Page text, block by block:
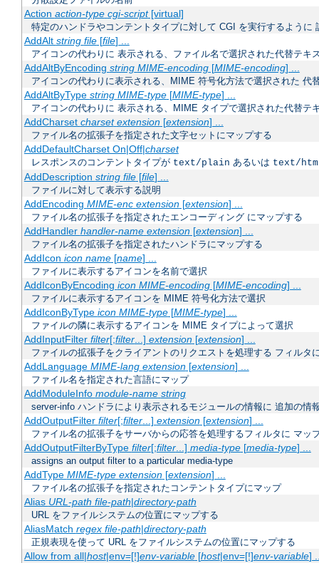
Action action-type cgi-script[virtual]
特定のハンドラやコンテントタイプに対して CGI を実行するように
AddAlt string file[file] ...
アイコンの代わりに 表示される、ファイル名で選択された代替テキ
AddAltByEncoding string MIME-encoding[MIME-encoding] ...
アイコンの代わりに表示される、MIME 符号化方法で選択された 代
AddAltByType string MIME-type[MIME-type] ...
アイコンの代わりに 表示される、MIME タイプで選択された代替テ
AddCharset charset extension[extension] ...
ファイル名の拡張子を指定された文字セットにマップする
AddDefaultCharset On|Off|charset
レスポンスのコンテントタイプが text/plain あるいは text/
AddDescription string file[file] ...
ファイルに対して表示する説明
AddEncoding MIME-enc extension[extension] ...
ファイル名の拡張子を指定されたエンコーディング にマップする
AddHandler handler-name extension[extension] ...
ファイル名の拡張子を指定されたハンドラにマップする
AddIcon icon name[name] ...
ファイルに表示するアイコンを名前で選択
AddIconByEncoding icon MIME-encoding[MIME-encoding] ...
ファイルに表示するアイコンを MIME 符号化方法で選択
AddIconByType icon MIME-type[MIME-type] ...
ファイルの隣に表示するアイコンを MIME タイプによって選択
AddInputFilter filter[;filter...] extension[extension] ...
ファイルの拡張子をクライアントのリクエストを処理する フィルタ
AddLanguage MIME-lang extension[extension] ...
ファイル名を指定された言語にマップ
AddModuleInfo module-name string
server-info ハンドラにより表示されるモジュールの情報に 追加の情
AddOutputFilter filter[;filter...] extension[extension] ...
ファイル名の拡張子をサーバからの応答を処理するフィルタに マッ
AddOutputFilterByType filter[;filter...] media-type[media-type] ...
assigns an output filter to a particular media-type
AddType MIME-type extension[extension] ...
ファイル名の拡張子を指定されたコンテントタイプにマップ
Alias URL-path file-path|directory-path
URL をファイルシステムの位置にマップする
AliasMatch regex file-path|directory-path
正規表現を使って URL をファイルシステムの位置にマップする
Allow from all|host|env=[!]env-variable[host|env=[!]env-variable]